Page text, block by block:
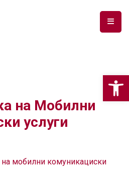
на Мобилни
услуги
на мобилни комуникациски